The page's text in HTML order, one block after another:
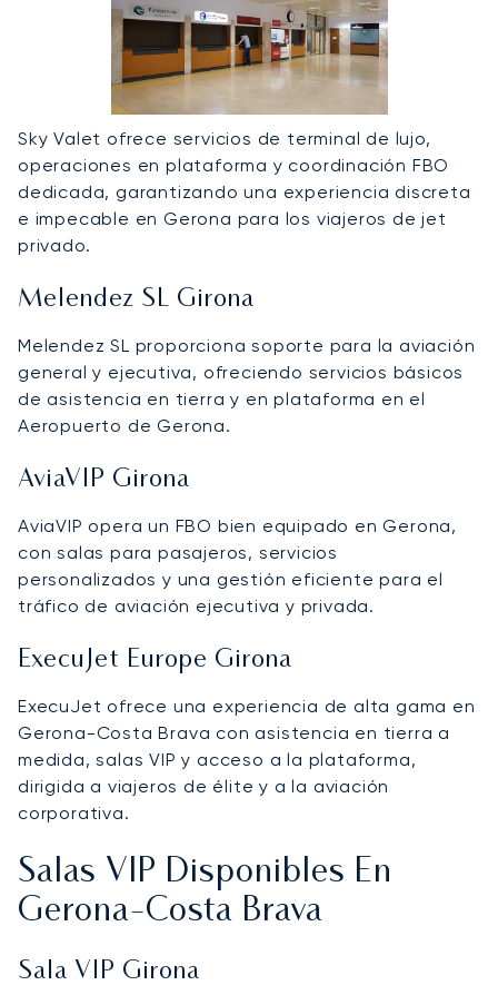
Sky Valet ofrece servicios de terminal de lujo,
operaciones en plataforma y coordinación FBO
dedicada, garantizando una experiencia discreta
e impecable en Gerona para los viajeros de jet
privado.
Melendez SL Girona
Melendez SL proporciona soporte para la aviación
general y ejecutiva, ofreciendo servicios básicos
de asistencia en tierra y en plataforma en el
Aeropuerto de Gerona.
AviaVIP Girona
AviaVIP opera un FBO bien equipado en Gerona,
con salas para pasajeros, servicios
personalizados y una gestión eficiente para el
tráfico de aviación ejecutiva y privada.
ExecuJet Europe Girona
ExecuJet ofrece una experiencia de alta gama en
Gerona-Costa Brava con asistencia en tierra a
medida, salas VIP y acceso a la plataforma,
dirigida a viajeros de élite y a la aviación
corporativa.
Salas VIP Disponibles En
Gerona-Costa Brava
Sala VIP Girona